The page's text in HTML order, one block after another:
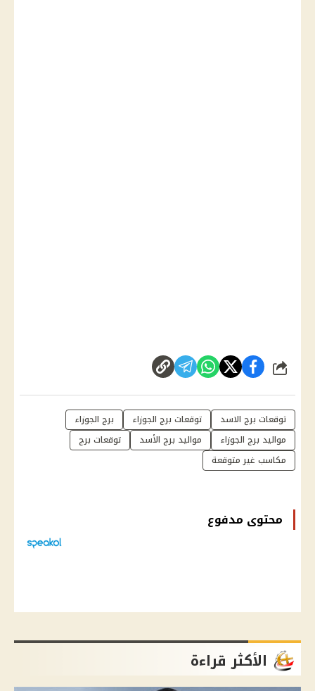
شارك
توقعات برج الاسد توقعات برج الجوزاء
برج الجوزاء
مواليد برج الجوزاء
مواليد برج الأسد
توقعات برج
مكاسب غير متوقعة
محتوى مدفوع
الأكثر قراءة